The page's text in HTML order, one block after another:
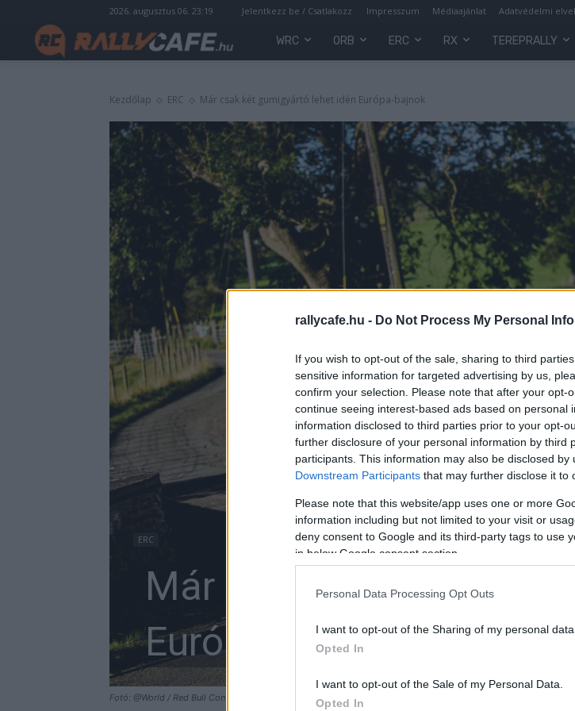
rallycafe.hu - Do Not Process My Personal
If you wish to opt-out of the sale, sharing to third
sensitive information for targeted advertising by us,
confirm your selection. Please note that after your opt-
continue seeing interest-based ads based on personal
information disclosed to third parties prior to your opt-
further disclosure of your personal information by third
participants. This information may also be disclosed
Downstream Participants that may further disclose it to
Please note that this website/app uses one or more
information including but not limited to your visit or
deny consent to Google and its third-party tags to use
in below Google consent section.
Personal Data Processing Opt Outs
I want to opt-out of the Sharing of my personal data.
Opted In
I want to opt-out of the Sale of my Personal Data.
Opted In
2026. augusztus 06. 23:19 Jelentkezz be / Csatlakozz Impresszum Médiaajánlat Adatvédelmi
WRC ORB ERC RX TEREPRALLY
Kezdőlap ERC Már csak két gumigyártó lehet idén Európa-bajnok
Fotó: @World / Red Bull Content Pool
ERC
Már csak két
Európa-bajnok